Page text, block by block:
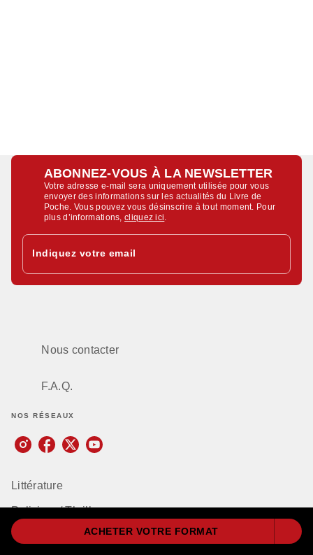
ACHETER VOTRE FORMAT
ABONNEZ-VOUS À LA NEWSLETTER
Votre adresse e-mail sera uniquement utilisée pour vous
envoyer des informations sur les actualités du Livre de
Poche. Vous pouvez vous désinscrire à tout moment. Pour
plus d’informations,cliquez ici
Indiquez votre email
Nous contacter
F.A.Q.
NOS RÉSEAUX
Littérature
Policiers / Thrillers
Romance